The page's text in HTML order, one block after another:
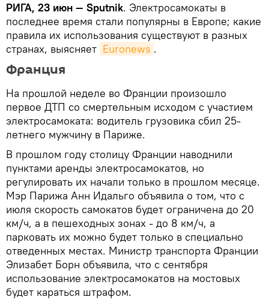
РИГА, 23 июн — Sputnik. Электросамокаты в
последнее время стали популярны в Европе; какие
правила их использования существуют в разных
странах, выясняет Euronews .
Франция
На прошлой неделе во Франции произошло
первое ДТП со смертельным исходом с участием
электросамоката: водитель грузовика сбил 25-
летнего мужчину в Париже.
В прошлом году столицу Франции наводнили
пунктами аренды электросамокатов, но
регулировать их начали только в прошлом месяце.
Мэр Парижа Анн Идальго объявила о том, что с
июля скорость самокатов будет ограничена до 20
км/ч, а в пешеходных зонах - до 8 км/ч, а
парковать их можно будет только в специально
отведенных местах. Министр транспорта Франции
Элизабет Борн объявила, что с сентября
использование электросамокатов на мостовых
будет караться штрафом.